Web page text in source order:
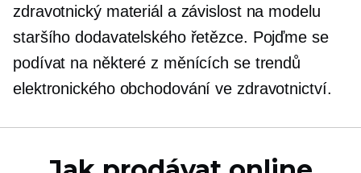
zdravotnický materiál a závislost na modelu
staršího dodavatelského řetězce. Pojďme se
podívat na některé z měnících se trendů
elektronického obchodování ve zdravotnictví.